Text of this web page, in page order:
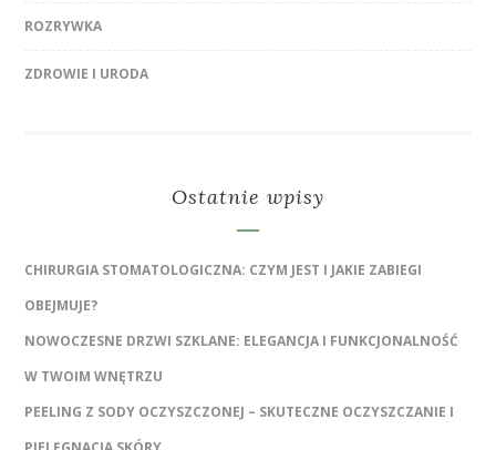
ROZRYWKA
ZDROWIE I URODA
Ostatnie wpisy
CHIRURGIA STOMATOLOGICZNA: CZYM JEST I JAKIE ZABIEGI
OBEJMUJE?
NOWOCZESNE DRZWI SZKLANE: ELEGANCJA I FUNKCJONALNOŚĆ
W TWOIM WNĘTRZU
PEELING Z SODY OCZYSZCZONEJ – SKUTECZNE OCZYSZCZANIE I